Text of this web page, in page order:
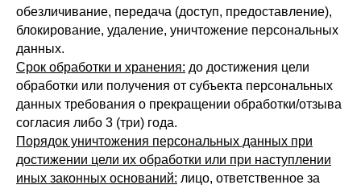
обезличивание, передача (доступ, предоставление),
блокирование, удаление, уничтожение персональных
данных.
Срок обработки и хранения: до достижения цели
обработки или получения от субъекта персональных
данных требования о прекращении обработки/отзыва
согласия либо 3 (три) года.
Порядок уничтожения персональных данных при
достижении цели их обработки или при наступлении
иных законных оснований: лицо, ответственное за